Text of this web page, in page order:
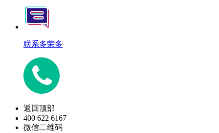
联系多荣多
返回顶部
400 622 6167
微信二维码